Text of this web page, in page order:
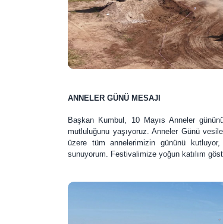
ANNELER GÜNÜ MESAJI
Başkan Kumbul, 10 Mayıs Anneler
mutluluğunu yaşıyoruz. Anneler Günü
üzere tüm annelerimizin gününü kutluyor,
sunuyorum. Festivalimize yoğun katılım